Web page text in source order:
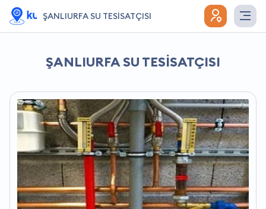
ŞANLIURFA SU TESİSATÇISI
ŞANLIURFA SU TESİSATÇISI